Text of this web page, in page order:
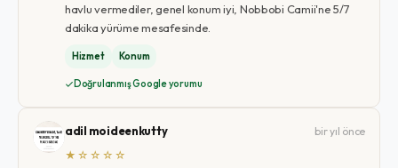
havlu vermediler, genel konum iyi, Nobbobi Camii'ne 5/7
dakika yürüme mesafesinde.
Hizmet Konum
Doğrulanmış Google yorumu
adil moideenkutty
bir yıl önce
★☆☆☆☆